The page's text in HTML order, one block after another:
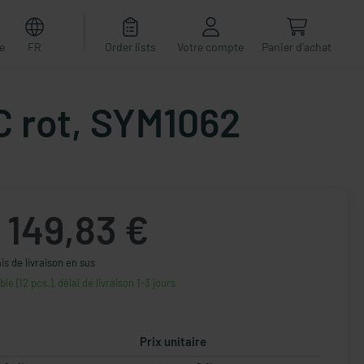
FR Order lists Votre compte Panier d'achat
SYM1062
149,83 €
de livraison en sus
(12 pcs.), délai de livraison 1-3 jours
Prix unitaire